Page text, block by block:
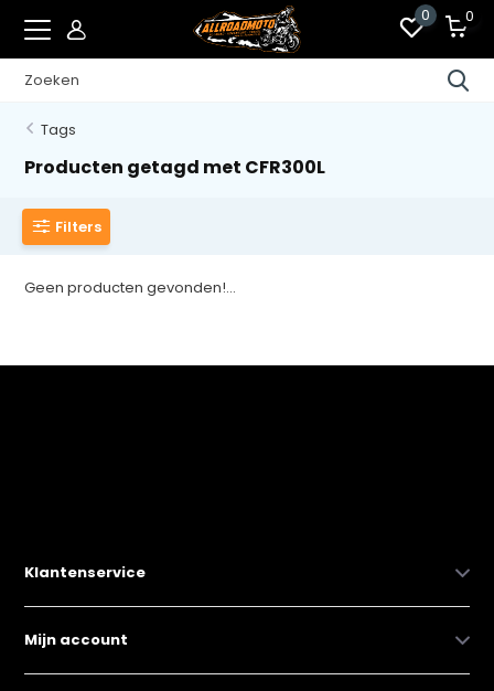
0 0
Tags
Producten getagd met CFR300L
Filters
Geen producten gevonden!...
Klantenservice
Mijn account